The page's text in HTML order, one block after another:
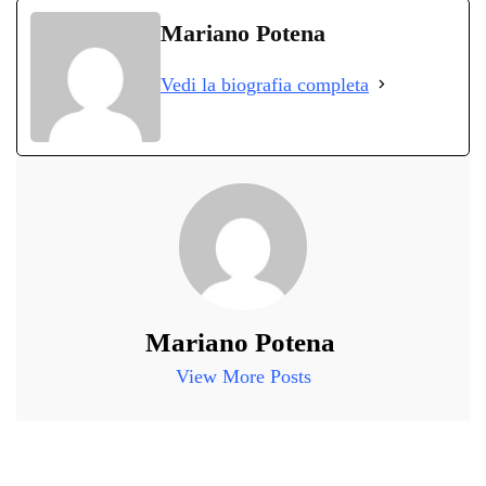
ok r
ts
pp
gr
m
ed di
di
Mariano Potena
Vedi la biografia completa
Mariano Potena
View More Posts